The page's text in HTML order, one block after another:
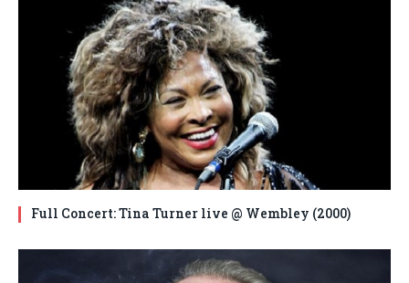
Full Concert: Tina Turner live @ Wembley (2000)